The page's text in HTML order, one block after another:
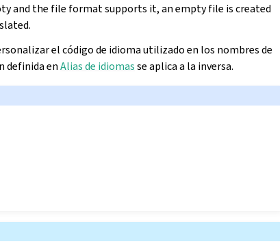
and the file format supports it, an empty file is created
el código de idioma utilizado en los nombres de
definida enAlias de idiomasse aplica a la inversa.